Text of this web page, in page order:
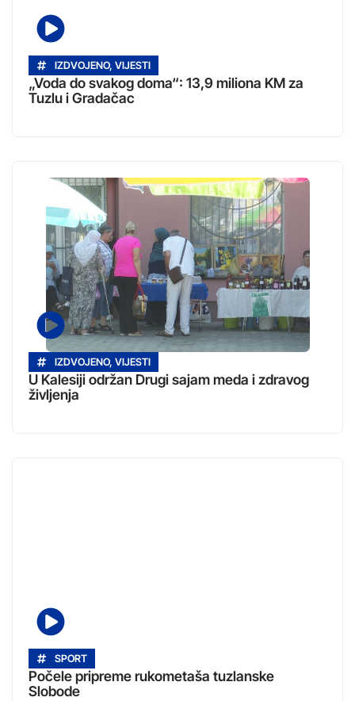
IZDVOJENO, VIJESTI
„Voda do svakog doma“: 13,9 miliona KM za
Tuzlu i Gradačac
IZDVOJENO, VIJESTI
U Kalesiji održan Drugi sajam meda i zdravog
življenja
SPORT
Počele pripreme rukometaša tuzlanske
Slobode